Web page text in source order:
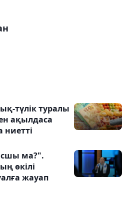
түлік туралы
ақылдаса
ма?".
өкілі
жауап